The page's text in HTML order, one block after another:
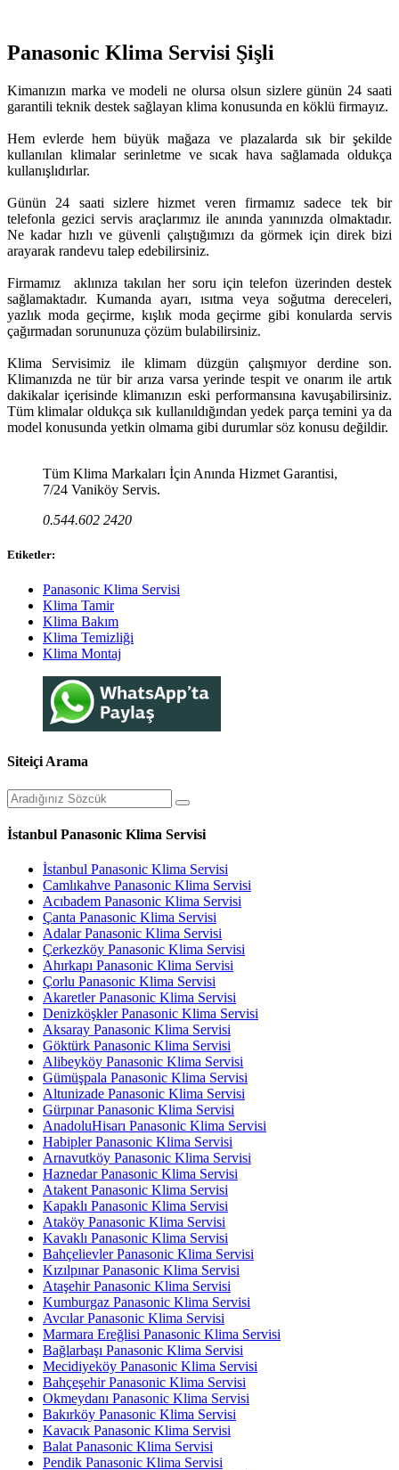
Panasonic Klima Servisi Şişli
Kimanızın marka ve modeli ne olursa olsun sizlere günün 24 saati
garantili teknik destek sağlayan klima konusunda en köklü firmayız.
Hem evlerde hem büyük mağaza ve plazalarda sık bir şekilde
kullanılan klimalar serinletme ve sıcak hava sağlamada oldukça
kullanışlıdırlar.
Günün 24 saati sizlere hizmet veren firmamız sadece tek bir
telefonla gezici servis araçlarımız ile anında yanınızda olmaktadır.
Ne kadar hızlı ve güvenli çalıştığımızı da görmek için direk bizi
arayarak randevu talep edebilirsiniz.
Firmamız aklınıza takılan her soru için telefon üzerinden destek
sağlamaktadır. Kumanda ayarı, ısıtma veya soğutma dereceleri,
yazlık moda geçirme, kışlık moda geçirme gibi konularda servis
çağırmadan sorununuza çözüm bulabilirsiniz.
Klima Servisimiz ile klimam düzgün çalışmıyor derdine son.
Klimanızda ne tür bir arıza varsa yerinde tespit ve onarım ile artık
dakikalar içerisinde klimanızın eski performansına kavuşabilirsiniz.
Tüm klimalar oldukça sık kullanıldığından yedek parça temini ya da
model konusunda yetkin olmama gibi durumlar söz konusu değildir.
Tüm Klima Markaları İçin Anında Hizmet Garantisi,
7/24 Vaniköy Servis.
0.544.602 2420
Etiketler:
Panasonic Klima Servisi
Klima Tamir
Klima Bakım
Klima Temizliği
Klima Montaj
Siteiçi Arama
İstanbul Panasonic Klima Servisi
İstanbul Panasonic Klima Servisi
Camlıkahve Panasonic Klima Servisi
Acıbadem Panasonic Klima Servisi
Çanta Panasonic Klima Servisi
Adalar Panasonic Klima Servisi
Çerkezköy Panasonic Klima Servisi
Ahırkapı Panasonic Klima Servisi
Çorlu Panasonic Klima Servisi
Akaretler Panasonic Klima Servisi
Denizköşkler Panasonic Klima Servisi
Aksaray Panasonic Klima Servisi
Göktürk Panasonic Klima Servisi
Alibeyköy Panasonic Klima Servisi
Gümüşpala Panasonic Klima Servisi
Altunizade Panasonic Klima Servisi
Gürpınar Panasonic Klima Servisi
AnadoluHisarı Panasonic Klima Servisi
Habipler Panasonic Klima Servisi
Arnavutköy Panasonic Klima Servisi
Haznedar Panasonic Klima Servisi
Atakent Panasonic Klima Servisi
Kapaklı Panasonic Klima Servisi
Ataköy Panasonic Klima Servisi
Kavaklı Panasonic Klima Servisi
Bahçelievler Panasonic Klima Servisi
Kızılpınar Panasonic Klima Servisi
Ataşehir Panasonic Klima Servisi
Kumburgaz Panasonic Klima Servisi
Avcılar Panasonic Klima Servisi
Marmara Ereğlisi Panasonic Klima Servisi
Bağlarbaşı Panasonic Klima Servisi
Mecidiyeköy Panasonic Klima Servisi
Bahçeşehir Panasonic Klima Servisi
Okmeydanı Panasonic Klima Servisi
Bakırköy Panasonic Klima Servisi
Kavacık Panasonic Klima Servisi
Balat Panasonic Klima Servisi
Pendik Panasonic Klima Servisi